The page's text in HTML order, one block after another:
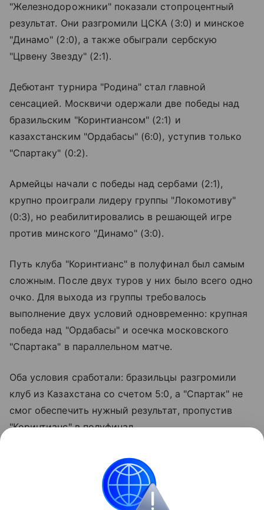
"Железнодорожники" показали стопроцентный
результат. Они разгромили ЦСКА (3:0) и минское
"Динамо" (2:0), а также обыграли сербскую
"Црвену Звезду" (2:1).
Дебютант турнира "Родина" стал главной
сенсацией. Москвичи одержали две победы над
бразильским "Коринтиансом" (2:1) и
казахстанским "Ордабасы" (6:0), уступив только
"Спартаку" (0:2).
Армейцы начали с победы над сербами (2:1),
крупно проиграли лидеру группы "Локомотиву"
(0:3), но реабилитировались в решающей игре
против минского "Динамо" (3:0).
Путь клуба "Коринтианс" в полуфинал был самым
сложным. После двух туров у них было всего одно
очко. Для выхода из группы требовалось
выполнение двух условий одновременно: крупная
победа над "Ордабасы" и осечка московского
"Спартака" в параллельном матче.
Оба условия сработали: бразильцы разгромили
клуб из Казахстана со счетом 5:0, а "Спартак" не
смог обеспечить нужный результат, пропустив
"Коринтианс" в полуфинал.
Расписание решающих игр:
8 августа (суббота): Полуфиналы.9 августа
(воскресенье): Финал в 14:00 (мск).